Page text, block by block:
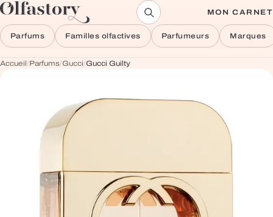
Aller au contenu MON CARNET
Parfums Familles olfactives Parfumeurs Marques
Accueil/Parfums/Gucci/Gucci Guilty